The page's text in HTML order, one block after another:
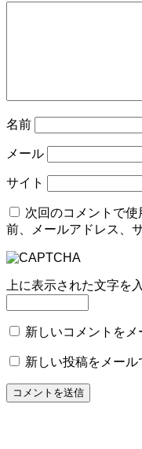
名前
メール
サイト
次回のコメントで
前、メールアドレス、
上に表示された文字を
新しいコメントをメ
新しい投稿をメール